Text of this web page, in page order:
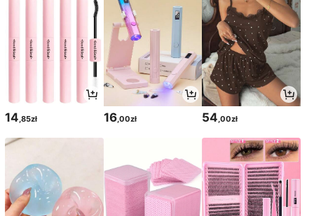
14 ,85zł 16,00zł 54 ,00zł